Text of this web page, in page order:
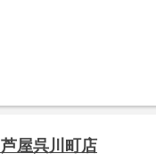
屋呉川町店